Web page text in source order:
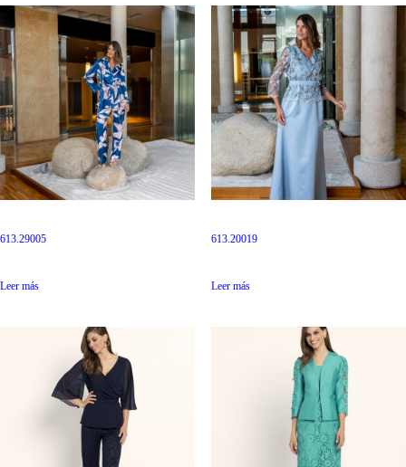
613.29005
Leer más
613.20019
Leer más